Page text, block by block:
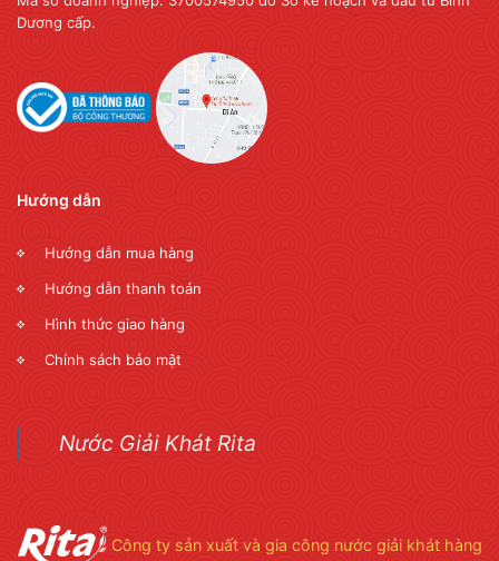
Dương cấp.
Hướng dẫn
Hướng dẫn mua hàng
Hướng dẫn thanh toán
Hình thức giao hàng
Chính sách bảo mật
Nước Giải Khát Rita
Công ty sản xuất và gia công nước giải khát hàng